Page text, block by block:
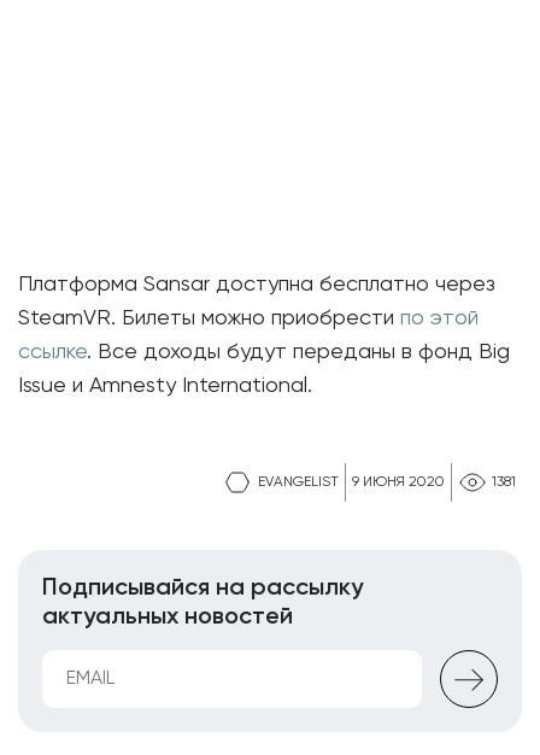
EVANGELIST 9 ИЮНЯ 2020 1381
Платформа Sansar доступна бесплатно через
SteamVR. Билеты можно приобрести по этой
ссылке. Все доходы будут переданы в фонд Big
Issue и Amnesty International.
Подписывайся на рассылку
актуальных новостей